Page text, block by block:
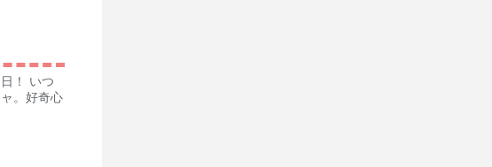
！ いつ
。好奇心